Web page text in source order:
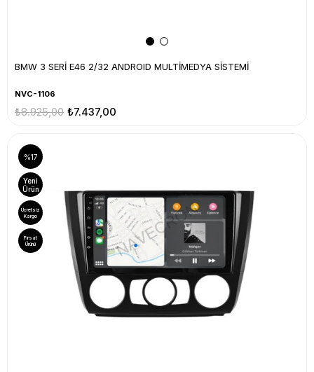
BMW 3 SERİ E46 2/32 ANDROID MULTİMEDYA SİSTEMİ
NVC-1106
₺7.437,00
₺8.925,00
%17
Yeni
Ürün
Ücretsiz
Kargo
Fırsat
Ürünü